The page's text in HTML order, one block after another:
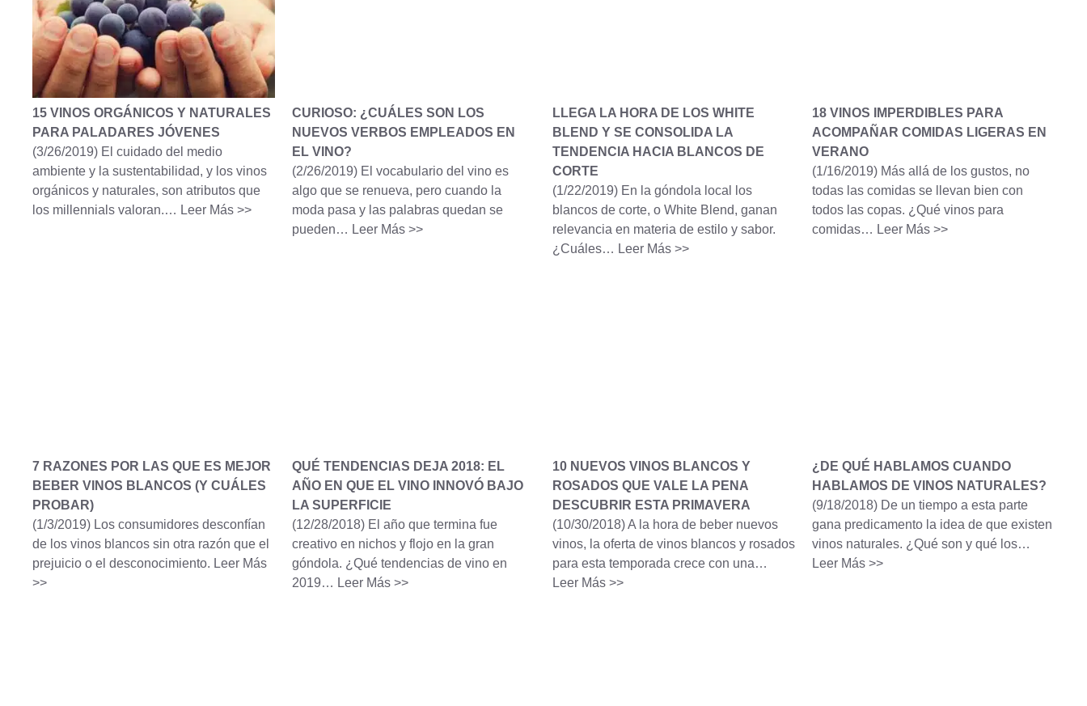
15 VINOS ORGÁNICOS Y NATURALES
PARA PALADARES JÓVENES
(3/26/2019) El cuidado del medio
ambiente y la sustentabilidad, y los vinos
orgánicos y naturales, son atributos que
los millennials valoran.… Leer Más >>
CURIOSO: ¿CUÁLES SON LOS
NUEVOS VERBOS EMPLEADOS EN
EL VINO?
(2/26/2019) El vocabulario del vino es
algo que se renueva, pero cuando la
moda pasa y las palabras quedan se
pueden… Leer Más >>
LLEGA LA HORA DE LOS WHITE
BLEND Y SE CONSOLIDA LA
TENDENCIA HACIA BLANCOS DE
CORTE
(1/22/2019) En la góndola local los
blancos de corte, o White Blend, ganan
relevancia en materia de estilo y sabor.
¿Cuáles… Leer Más >>
18 VINOS IMPERDIBLES PARA
ACOMPAÑAR COMIDAS LIGERAS EN
VERANO
(1/16/2019) Más allá de los gustos, no
todas las comidas se llevan bien con
todos las copas. ¿Qué vinos para
comidas… Leer Más >>
7 RAZONES POR LAS QUE ES MEJOR
BEBER VINOS BLANCOS (Y CUÁLES
PROBAR)
(1/3/2019) Los consumidores desconfían
de los vinos blancos sin otra razón que el
prejuicio o el desconocimiento. Leer Más
>>
QUÉ TENDENCIAS DEJA 2018: EL
AÑO EN QUE EL VINO INNOVÓ BAJO
LA SUPERFICIE
(12/28/2018) El año que termina fue
creativo en nichos y flojo en la gran
góndola. ¿Qué tendencias de vino en
2019… Leer Más >>
10 NUEVOS VINOS BLANCOS Y
ROSADOS QUE VALE LA PENA
DESCUBRIR ESTA PRIMAVERA
(10/30/2018) A la hora de beber nuevos
vinos, la oferta de vinos blancos y rosados
para esta temporada crece con una…
Leer Más >>
¿DE QUÉ HABLAMOS CUANDO
HABLAMOS DE VINOS NATURALES?
(9/18/2018) De un tiempo a esta parte
gana predicamento la idea de que existen
vinos naturales. ¿Qué son y qué los…
Leer Más >>